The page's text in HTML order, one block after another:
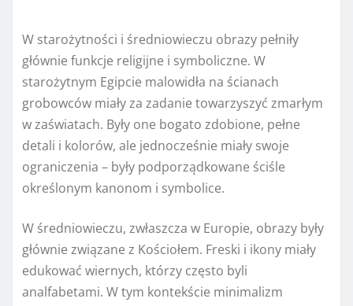
W starożytności i średniowieczu obrazy pełniły
głównie funkcje religijne i symboliczne. W
starożytnym Egipcie malowidła na ścianach
grobowców miały za zadanie towarzyszyć zmarłym
w zaświatach. Były one bogato zdobione, pełne
detali i kolorów, ale jednocześnie miały swoje
ograniczenia – były podporządkowane ściśle
określonym kanonom i symbolice.
W średniowieczu, zwłaszcza w Europie, obrazy były
głównie związane z Kościołem. Freski i ikony miały
edukować wiernych, którzy często byli
analfabetami. W tym kontekście minimalizm